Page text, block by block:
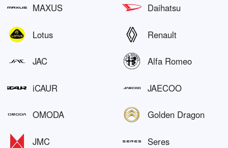
MAXUS Daihatsu
Lotus Renault
JAC Alfa Romeo
iCAUR JAECOO
OMODA Golden Dragon
JMC Seres